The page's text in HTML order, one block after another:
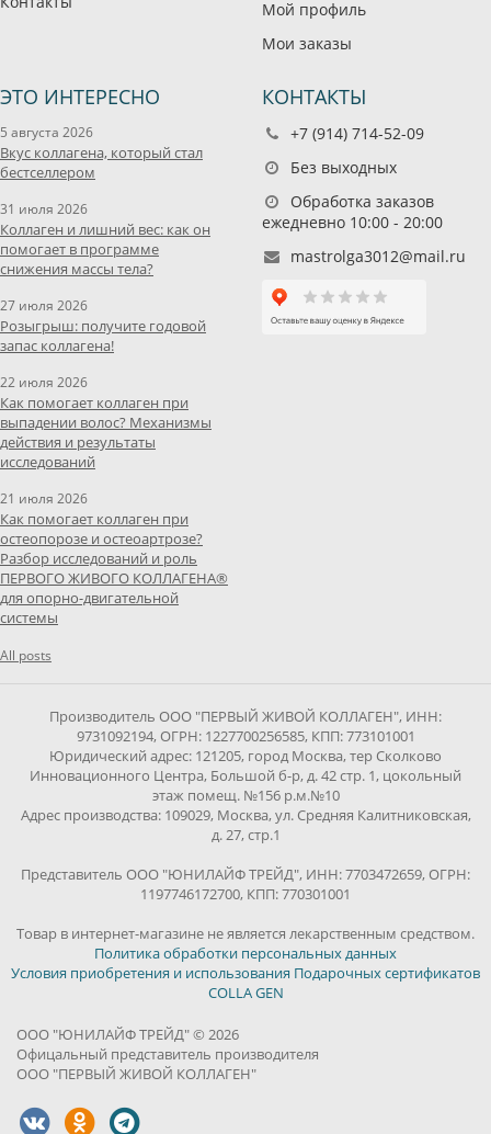
Мой профиль
Мои заказы
ЭТО ИНТЕРЕСНО
5 августа 2026
Вкус коллагена, который стал
бестселлером
31 июля 2026
Коллаген и лишний вес: как он
помогает в программе
снижения массы тела?
27 июля 2026
Розыгрыш: получите годовой
запас коллагена!
22 июля 2026
Как помогает коллаген при
выпадении волос? Механизмы
действия и результаты
исследований
21 июля 2026
Как помогает коллаген при
остеопорозе и остеоартрозе?
Разбор исследований и роль
ПЕРВОГО ЖИВОГО КОЛЛАГЕНА®
для опорно-двигательной
системы
All posts
КОНТАКТЫ
+7 (914) 714-52-09
Без выходных
Обработка заказов
ежедневно 10:00 - 20:00
mastrolga3012@mail.ru
Производитель ООО "ПЕРВЫЙ ЖИВОЙ КОЛЛАГЕН", ИНН:
9731092194, ОГРН: 1227700256585, КПП: 773101001
Юридический адрес: 121205, город Москва, тер Сколково
Инновационного Центра, Большой б-р, д. 42 стр. 1, цокольный
этаж помещ. №156 р.м.№10
Адрес производства: 109029, Москва, ул. Средняя Калитниковская,
д. 27, стр.1
Представитель ООО "ЮНИЛАЙФ ТРЕЙД", ИНН: 7703472659, ОГРН:
1197746172700, КПП: 770301001
Товар в интернет-магазине не является лекарственным средством.
Политика обработки персональных данных
Условия приобретения и использования Подарочных сертификатов
COLLA GEN
ООО "ЮНИЛАЙФ ТРЕЙД" © 2026
Офицальный представитель производителя
ООО "ПЕРВЫЙ ЖИВОЙ КОЛЛАГЕН"